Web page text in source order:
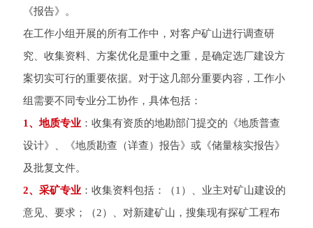
《报告》。
在工作小组开展的所有工作中，对客户矿山进行调查研
究、收集资料、方案优化是重中之重，是确定选厂建设方
案切实可行的重要依据。对于这几部分重要内容，工作小
组需要不同专业分工协作，具体包括：
1、地质专业：收集有资质的地勘部门提交的《地质普查
设计》、《地质勘查（详查）报告》或《储量核实报告》
及批复文件。
2、采矿专业：收集资料包括：（1）、业主对矿山建设的
意见、要求；（2）、对新建矿山，搜集现有探矿工程布